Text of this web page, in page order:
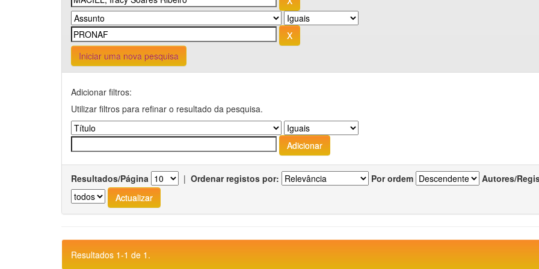
Iniciar uma nova pesquisa
Adicionar filtros:
Utilizar filtros para refinar o resultado da pesquisa.
Resultados/Página | Ordenar registos por: Por ordem Autores/
Resultados 1-1 de 1.